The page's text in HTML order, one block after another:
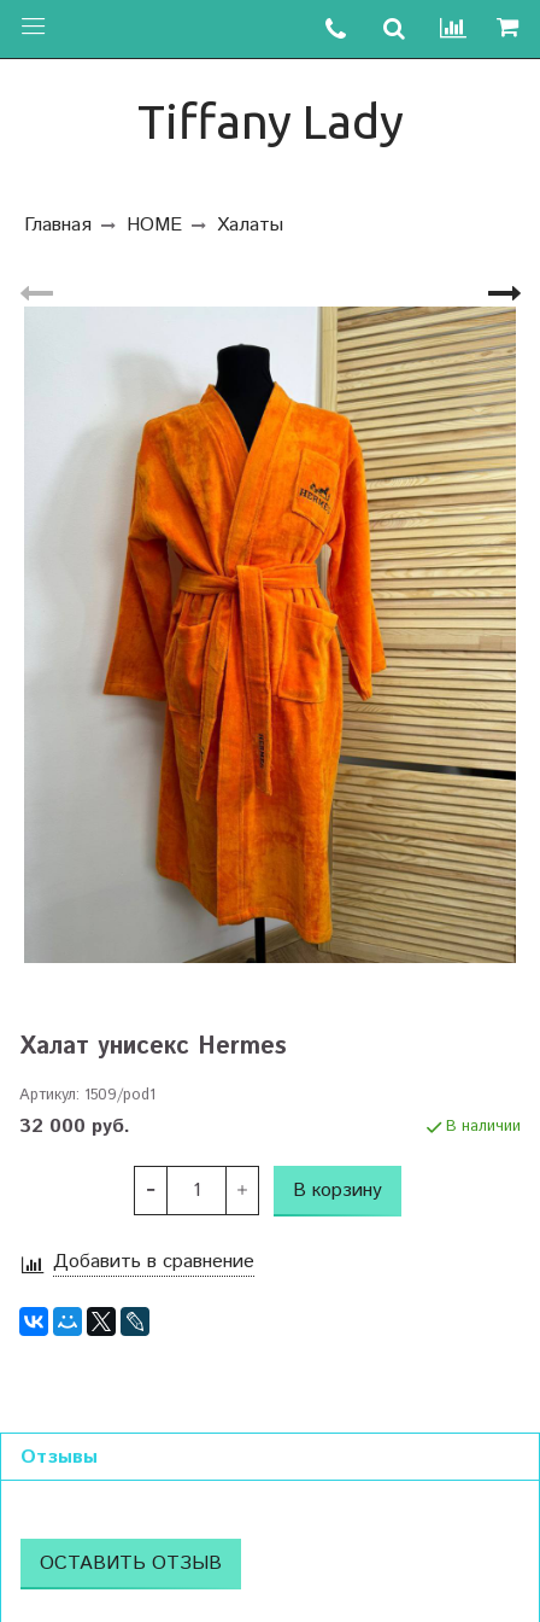
Tiffany Lady
Главная HOME Халаты
Халат унисекс Hermes
Артикул: 1509/pod1
32 000 руб. В наличии
В корзину
Добавить в сравнение
Отзывы
ОСТАВИТЬ ОТЗЫВ